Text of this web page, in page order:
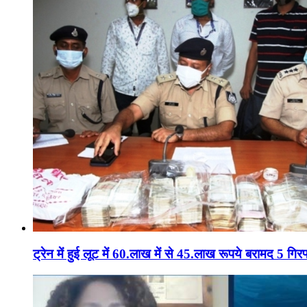
ट्रेन में हुई लूट में 60.लाख में से 45.लाख रूपये बरामद 5